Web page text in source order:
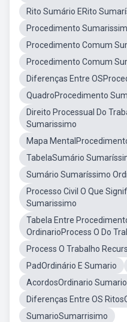
Rito Sumário ERito
Procedimento
Procedimento Comum
Procedimento Comum
Diferenças Entre
QuadroProcedimento
Direito Processual Do
Sumarissimo
Mapa
TabelaSumário
Sumário Sumaríssimo
Processo Civil O Que
Sumarissimo
Tabela Entre
OrdinarioProcess O Do
Process O Trabalho
PadOrdinário E Sumario
AcordosOrdinario
Diferenças Entre OS
SumarioSumarrisimo